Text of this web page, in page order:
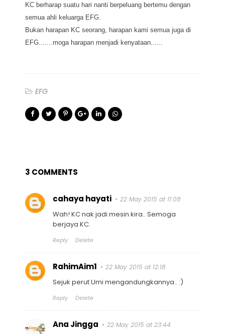
KC berharap suatu hari nanti berpeluang bertemu dengan
semua ahli keluarga EFG.
Bukan harapan KC seorang, harapan kami semua juga di
EFG.......moga harapan menjadi kenyataan......
EFG
3 COMMENTS
cahaya hayati 22 May 2015 at 11:08
Wah! KC nak jadi mesin kira.. Semoga
berjaya KC.
Reply Delete
RahimAim1 22 May 2015 at 12:18
Sejuk perut Umi mengandungkannya.. :)
Reply Delete
Ana Jingga 22 May 2015 at 23:44